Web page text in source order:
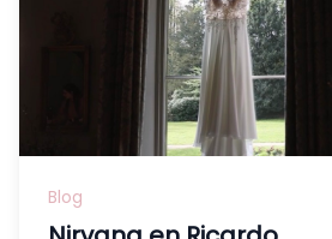
Blog